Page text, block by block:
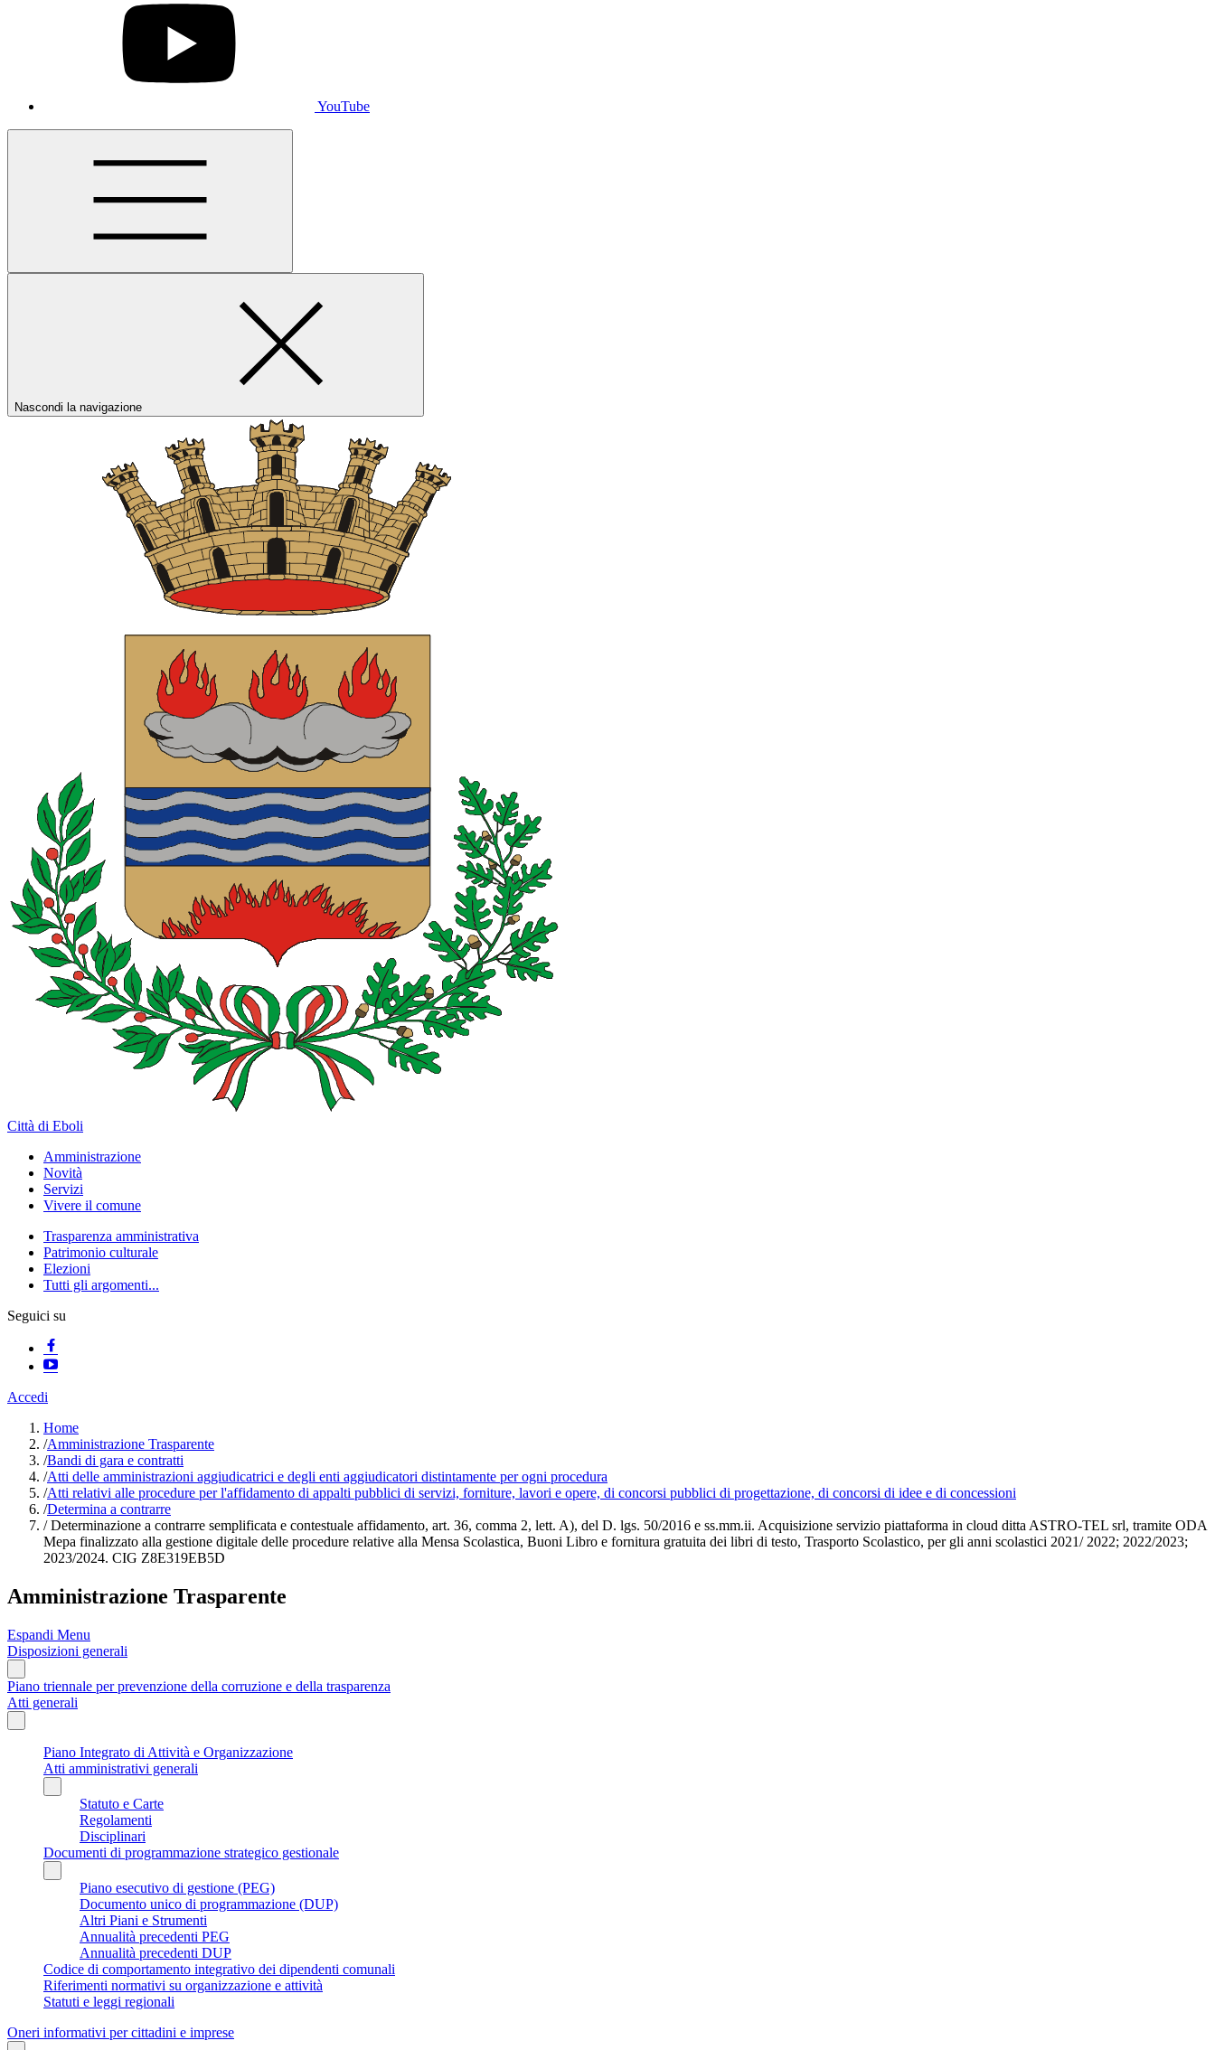
YouTube
Nascondi la navigazione
Città di Eboli
Amministrazione
Novità
Servizi
Vivere il comune
Trasparenza amministrativa
Patrimonio culturale
Elezioni
Tutti gli argomenti...
Seguici su
Accedi
Home
/Amministrazione Trasparente
/Bandi di gara e contratti
/Atti delle amministrazioni aggiudicatrici e degli enti aggiudicatori distintamente per ogni procedura
/Atti relativi alle procedure per l'affidamento di appalti pubblici di servizi, forniture, lavori e opere, di concorsi pubblici di progettazione, di concorsi di idee e di concessioni
/Determina a contrarre
/Determinazione a contrarre semplificata e contestuale affidamento, art. 36, comma 2, lett. A), del D. lgs. 50/2016 e ss.mm.ii. Acquisizione servizio piattaforma in cloud ditta ASTRO-TEL srl, tramite ODA
Mepa finalizzato alla gestione digitale delle procedure relative alla Mensa Scolastica, Buoni Libro e fornitura gratuita dei libri di testo, Trasporto Scolastico, per gli anni scolastici 2021/ 2022; 2022/2023;
2023/2024. CIG Z8E319EB5D
Amministrazione Trasparente
Espandi Menu
Disposizioni generali
Piano triennale per prevenzione della corruzione e della trasparenza
Atti generali
Piano Integrato di Attività e Organizzazione
Atti amministrativi generali
Statuto e Carte
Regolamenti
Disciplinari
Documenti di programmazione strategico gestionale
Piano esecutivo di gestione (PEG)
Documento unico di programmazione (DUP)
Altri Piani e Strumenti
Annualità precedenti PEG
Annualità precedenti DUP
Codice di comportamento integrativo dei dipendenti comunali
Riferimenti normativi su organizzazione e attività
Statuti e leggi regionali
Oneri informativi per cittadini e imprese